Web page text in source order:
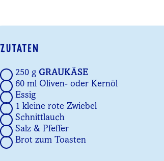
ZUTATEN
250 g GRAUKÄSE
60 ml Oliven- oder Kernöl
Essig
1 kleine rote Zwiebel
Schnittlauch
Salz & Pfeffer
Brot zum Toasten